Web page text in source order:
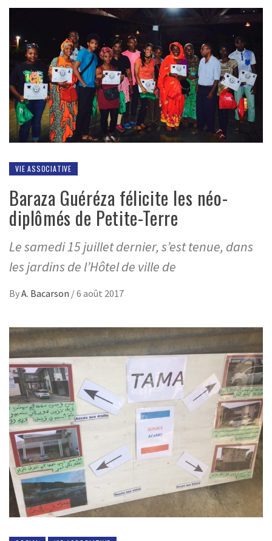
VIE ASSOCIATIVE
Baraza Guéréza félicite les néo-
diplômés de Petite-Terre
Le samedi 15 juillet dernier, s’est tenue, dans
les jardins de l’Hôtel de ville de
ByA. Bacarson /6 août 2017